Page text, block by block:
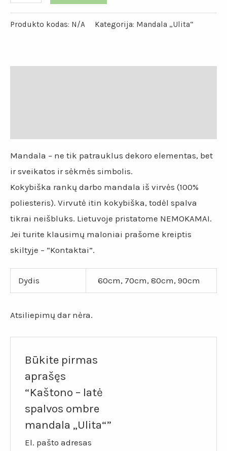
Produkto kodas: N/A Kategorija: Mandala „Ulita“
Mandala – ne tik patrauklus dekoro elementas, bet
ir sveikatos ir sėkmės simbolis.
Kokybiška rankų darbo mandala iš virvės (100%
poliesteris). Virvutė itin kokybiška, todėl spalva
tikrai neišbluks. Lietuvoje pristatome NEMOKAMAI.
Jei turite klausimų maloniai prašome kreiptis
skiltyje – “Kontaktai”.
Dydis 60cm, 70cm, 80cm, 90cm
Atsiliepimų dar nėra.
Būkite pirmas
aprašęs
“Kaštono – latė
spalvos ombre
mandala „Ulita“”
El. pašto adresas